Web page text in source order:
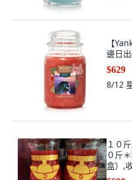
【
邊日
$629
8/12
１０
０斤
盒）,